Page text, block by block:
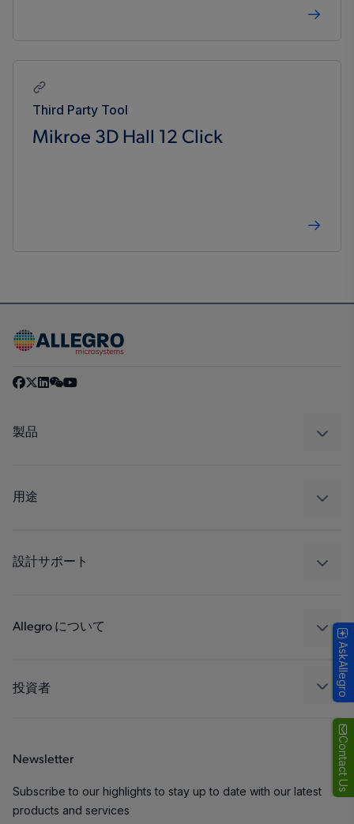
Contact Us
Third Party Tool
Mikroe 3D Hall 12 Click
製品
レギュレート
用途
工業
設計サポート
パッケージング
Allegro について
キャリア
お問い合わせ先
投資者
Newsletter
Subscribe to our highlights to stay up to date with our latest
products and services
AskAllegro